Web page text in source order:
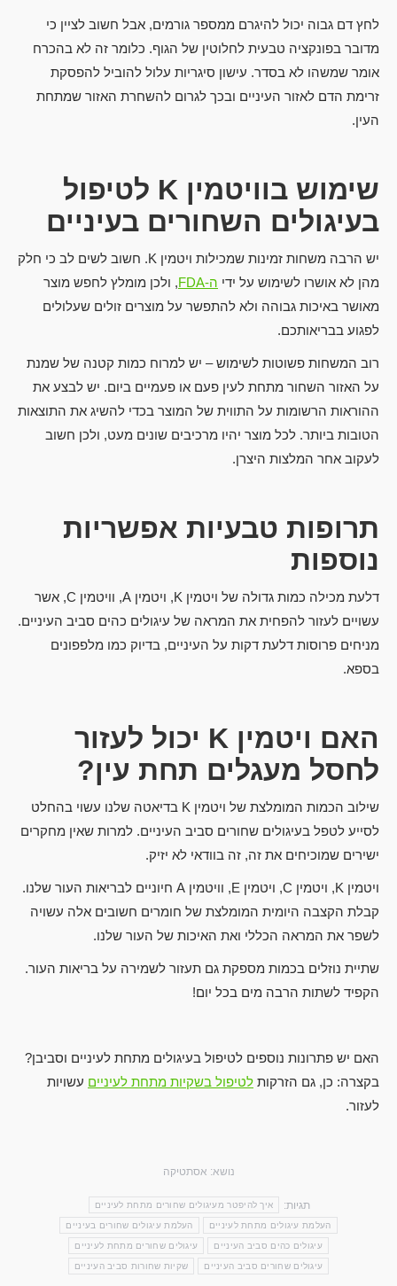
לחץ דם גבוה יכול להיגרם ממספר גורמים, אבל חשוב לציין כי
מדובר בפונקציה טבעית לחלוטין של הגוף. כלומר זה לא בהכרח
אומר שמשהו לא בסדר. עישון סיגריות עלול להוביל להפסקת
זרימת הדם לאזור העיניים ובכך לגרום להשחרת האזור שמתחת
העין.
שימוש בוויטמין K לטיפול
בעיגולים השחורים בעיניים
יש הרבה משחות זמינות שמכילות ויטמין K. חשוב לשים לב כי חלק
מהן לא אושרו לשימוש על ידי ה-FDA
, ולכן מומלץ לחפש מוצר
מאושר באיכות גבוהה ולא להתפשר על מוצרים זולים שעלולים
לפגוע בבריאותכם.
רוב המשחות פשוטות לשימוש – יש למרוח כמות קטנה של שמנת
על האזור השחור מתחת לעין פעם או פעמיים ביום. יש לבצע את
ההוראות הרשומות על התווית של המוצר בכדי להשיג את התוצאות
הטובות ביותר. לכל מוצר יהיו מרכיבים שונים מעט, ולכן חשוב
לעקוב אחר המלצות היצרן.
תרופות טבעיות אפשריות
נוספות
דלעת מכילה כמות גדולה של ויטמין K, ויטמין A, וויטמין C, אשר
עשויים לעזור להפחית את המראה של עיגולים כהים סביב העיניים.
מניחים פרוסות דלעת דקות על העיניים, בדיוק כמו מלפפונים
בספא.
האם ויטמין K יכול לעזור
לחסל מעגלים תחת עין?
שילוב הכמות המומלצת של ויטמין K בדיאטה שלנו עשוי בהחלט
לסייע לטפל בעיגולים שחורים סביב העיניים. למרות שאין מחקרים
ישירים שמוכיחים את זה, זה בוודאי לא יזיק.
ויטמין K, ויטמין C, ויטמין E, וויטמין A חיוניים לבריאות העור שלנו.
קבלת הקצבה היומית המומלצת של חומרים חשובים אלה עשויה
לשפר את המראה הכללי ואת האיכות של העור שלנו.
שתיית נוזלים בכמות מספקת גם תעזור לשמירה על בריאות העור.
הקפיד לשתות הרבה מים בכל יום!
האם יש פתרונות נוספים לטיפול בעיגולים מתחת לעיניים וסביבן?
בקצרה: כן, גם הזרקות לטיפול בשקיות מתחת לעיניים עשויות
לעזור.
נושא: אסתטיקה
תגיות: איך להיפטר מעיגולים שחורים מתחת לעיניים
העלמת עיגולים מתחת לעיניים העלמת עיגולים שחורים בעיניים
עיגולים כהים סביב העיניים עיגולים שחורים מתחת לעיניים
עיגולים שחורים סביב העיניים שקיות שחורות סביב העיניים